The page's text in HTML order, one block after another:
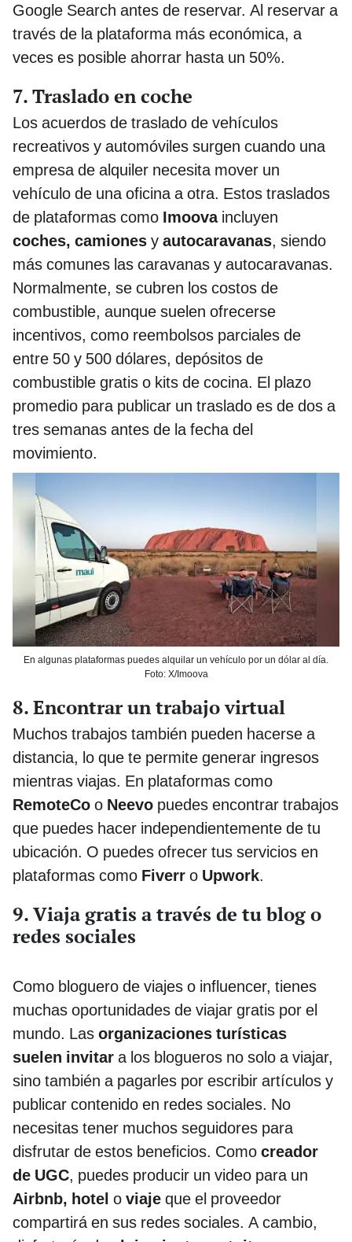
Google Search antes de reservar. Al reservar a
través de la plataforma más económica, a
veces es posible ahorrar hasta un 50%.
7. Traslado en coche
Los acuerdos de traslado de vehículos
recreativos y automóviles surgen cuando una
empresa de alquiler necesita mover un
vehículo de una oficina a otra. Estos traslados
de plataformas como Imoova incluyen
coches, camiones y autocaravanas, siendo
más comunes las caravanas y autocaravanas.
Normalmente, se cubren los costos de
combustible, aunque suelen ofrecerse
incentivos, como reembolsos parciales de
entre 50 y 500 dólares, depósitos de
combustible gratis o kits de cocina. El plazo
promedio para publicar un traslado es de dos a
tres semanas antes de la fecha del
movimiento.
En algunas plataformas puedes alquilar un vehículo por un dólar al día.
Foto: X/Imoova
8. Encontrar un trabajo virtual
Muchos trabajos también pueden hacerse a
distancia, lo que te permite generar ingresos
mientras viajas. En plataformas como
RemoteCo o Neevo puedes encontrar trabajos
que puedes hacer independientemente de tu
ubicación. O puedes ofrecer tus servicios en
plataformas como Fiverr o Upwork.
9. Viaja gratis a través de tu blog o
redes sociales
Como bloguero de viajes o influencer, tienes
muchas oportunidades de viajar gratis por el
mundo. Las organizaciones turísticas
suelen invitar a los blogueros no solo a viajar,
sino también a pagarles por escribir artículos y
publicar contenido en redes sociales. No
necesitas tener muchos seguidores para
disfrutar de estos beneficios. Como creador
de UGC, puedes producir un video para un
Airbnb, hotel o viaje que el proveedor
compartirá en sus redes sociales. A cambio,